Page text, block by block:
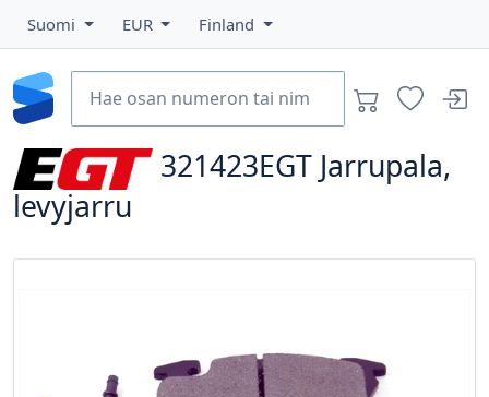
Suomi EUR Finland
321423EGT Jarrupala,
levyjarru